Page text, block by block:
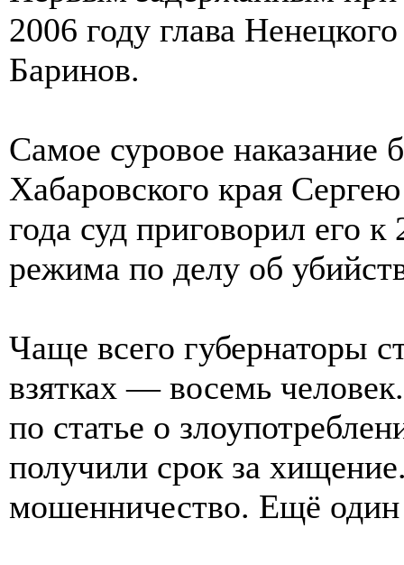
2006 году глава
Баринов.
Самое суровое наказание
Хабаровского края
года суд приговорил его
режима по делу об
Чаще всего губернаторы
взятках — восемь
по статье о
получили срок за
мошенничество. Ещё один